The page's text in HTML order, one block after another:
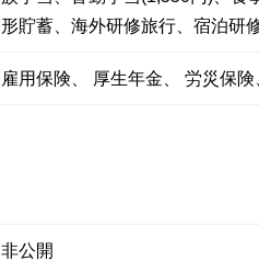
形貯蓄、海外研修旅行、宿泊研
雇用保険、 厚生年金、 労災保
非公開